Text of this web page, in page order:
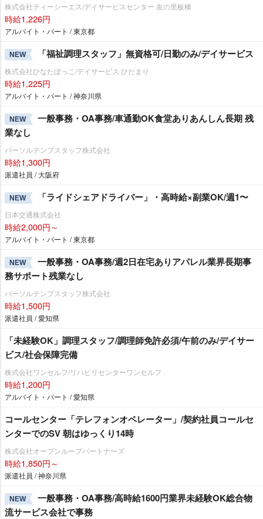
株式会社ティーシーエス/デイサービスセンター 友の里板橋
時給1,226円
アルバイト・パート / 東京都
NEW 「福祉調理スタッフ」無資格可/日勤のみ/デイサービス
株式会社ひなたぼっこ/デイサービス ひだまり
時給1,225円
アルバイト・パート / 神奈川県
NEW
一般事務・OA事務/車通勤OK食堂ありあんしん長期 残
業なし
パーソルテンプスタッフ株式会社
時給1,300円
派遣社員 / 大阪府
NEW 「ライドシェアドライバー」・高時給×副業OK/週1〜
日本交通株式会社
時給2,000円～
アルバイト・パート / 東京都
NEW
一般事務・OA事務/週2日在宅ありアパレル業界長期事
務サポート残業なし
パーソルテンプスタッフ株式会社
時給1,500円
派遣社員 / 愛知県
「未経験OK」調理スタッフ/調理師免許必須/午前のみ/デイサー
ビス/社会保障完備
株式会社ワンセルフ/リハビリセンターワンセルフ
時給1,200円
アルバイト・パート / 愛知県
コールセンター「テレフォンオペレーター」/契約社員コールセ
ンターでのSV 朝はゆっくり14時
株式会社オープンループパートナーズ
時給1,850円～
派遣社員 / 神奈川県
NEW
一般事務・OA事務/高時給1600円業界未経験OK総合物
流サービス会社で事務